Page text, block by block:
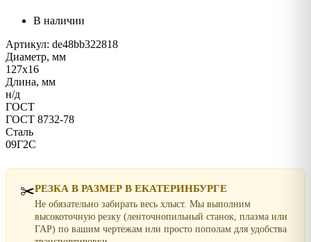
В наличии
Артикул: de48bb322818
Диаметр, мм
127х16
Длина, мм
н/д
ГОСТ
ГОСТ 8732-78
Сталь
09Г2С
✂️РЕЗКА В РАЗМЕР В ЕКАТЕРИНБУРГЕ
Не обязательно забирать весь хлыст. Мы выполним
высокоточную резку (ленточнопильный станок, плазма или
ГАР) по вашим чертежам или просто пополам для удобства